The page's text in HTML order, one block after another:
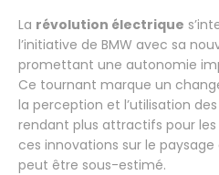
La révolution électrique
l’initiative de BMW avec sa
promettant une autonomie
Ce tournant marque un
la perception et l’utilisation
rendant plus attractifs pour les
ces innovations sur le
peut être sous-estimé.